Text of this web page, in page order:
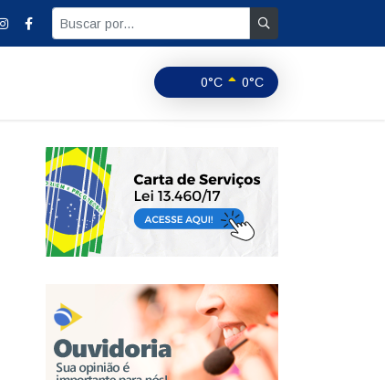
0°C 0°C